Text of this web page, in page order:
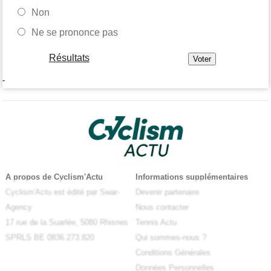
Non
Ne se prononce pas
Résultats
-
A propos de Cyclism'Actu
Cyclism'Actu est édité par Swar-
Agency
17 rue de la Suarlée, 5080 Rhisnes
SPRLS BE 0836.273.820
Informations supplémentaires
Devenir partenaire
Nous contacter
Tennis Actu
Qui sommes-nous ?
Conditions Générales
Données Personnelles